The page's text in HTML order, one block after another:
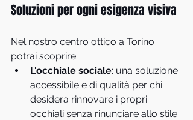
Soluzioni per ogni esigenza visiva
Nel nostro centro ottico a Torino
potrai scoprire:
L'occhiale sociale: una soluzione
accessibile e di qualità per chi
desidera rinnovare i propri
occhiali senza rinunciare allo stile